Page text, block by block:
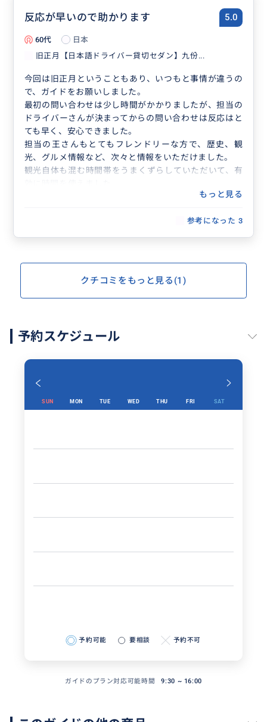
反応が早いので助かります 5.0
60代
日本
旧正月【日本語ドライバー貸切セダン】九份...
今回は旧正月ということもあり、いつもと事情が違うの
で、ガイドをお願いしました。
最初の問い合わせは少し時間がかかりましたが、担当の
ドライバーさんが決まってからの問い合わせは反応はと
ても早く、安心できました。
担当の王さんもとてもフレンドリーな方で、歴史、観
光、グルメ情報など、次々と情報をいただけました。
観光自体も混む時間帯をうまくずらしていただいて、有
もっと見る
参考になった 3
クチコミをもっと見る(1)
予約スケジュール
SUN MON TUE WED THU FRI SAT
予約可能 要相談 予約不可
ガイドのプラン対応可能時間 9:30 ~ 16:00